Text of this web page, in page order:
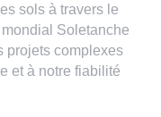
sols à travers le
Soletanche
projets complexes
et à notre fiabilité